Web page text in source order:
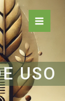
Main
USO